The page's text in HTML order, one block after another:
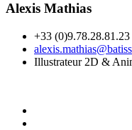
Alexis Mathias
+33 (0)9.78.28.81.23
Illustrateur 2D &